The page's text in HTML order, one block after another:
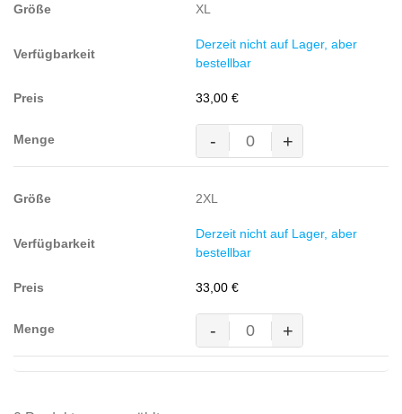
60%
grau-
Menge
XL
Derzeit nicht auf Lager, aber
bestellbar
33,00 €
Kapuzen-
Sweatshirt
60%
grau-
Menge
- +
2XL
Derzeit nicht auf Lager, aber
bestellbar
33,00 €
Kapuzen-
Sweatshirt
Premium,
- +